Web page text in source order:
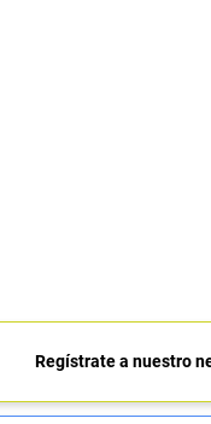
Regístrate a nuestro